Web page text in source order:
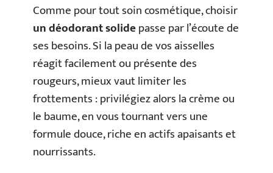
Comme pour tout soin cosmétique, choisir
un déodorant solidepasse par l’écoute de
ses besoins. Si la peau de vos aisselles
réagit facilement ou présente des
rougeurs, mieux vaut limiter les
frottements : privilégiez alors la crème ou
le baume, en vous tournant vers une
formule douce, riche en actifs apaisants et
nourrissants.